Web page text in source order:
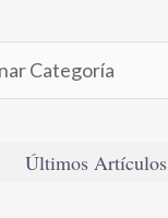
Últimos Artículos